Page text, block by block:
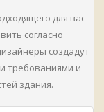
для вас
согласно
создадут
требованиями и
здания.